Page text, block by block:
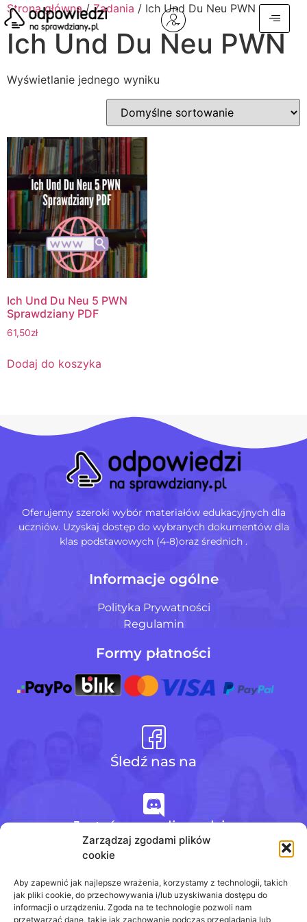
Zarządzaj zgodami plików
cookie
Aby zapewnić jak najlepsze wrażenia, korzystamy z technologii, takich
jak pliki cookie, do przechowywania i/lub uzyskiwania dostępu do
informacji o urządzeniu. Zgoda na te technologie pozwoli nam
przetwarzać dane, takie jak zachowanie podczas przeglądania lub
Strona główna/Zadania / Ich Und Du Neu PWN
Ich Und Du Neu PWN
Wyświetlanie jednego wyniku
Ich Und Du Neu 5 PWN
Sprawdziany PDF
61,50zł
Dodaj do koszyka
Oferujemy szeroki wybór materiałów edukacyjnych dla
uczniów. Uzyskaj dostęp do wybranych dokumentów dla
klas podstawowych (4-8)oraz średnich .
Informacje ogólne
Polityka Prywatności
Regulamin
Formy płatności
Śledź nas na
Jesteśmy na discordzie
+48 728 484 484